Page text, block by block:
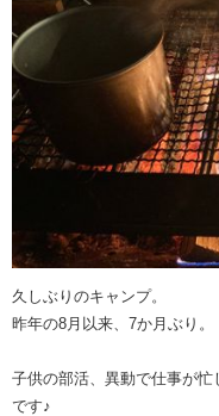
久しぶりのキャンプ。
昨年の8月以来、7か月ぶり。
子供の部活、異動で仕事が
です♪